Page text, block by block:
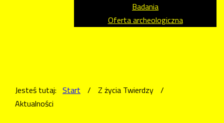
Badania
Oferta archeologiczna
Jesteś tutaj: Start / Z życia Twierdzy /
Aktualności